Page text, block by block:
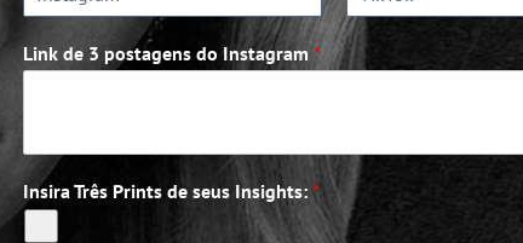
Link de 3 postagens do Instagram *
Insira Três Prints de seus Insights: *